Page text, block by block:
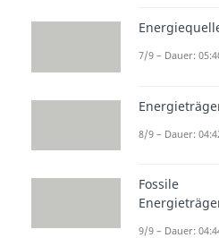
Kein
des
Praxis
niemand
zu
ein
schlicht
7/9 – Dauer:
8/9 – Dauer:
Fossile
9/9 – Dauer: